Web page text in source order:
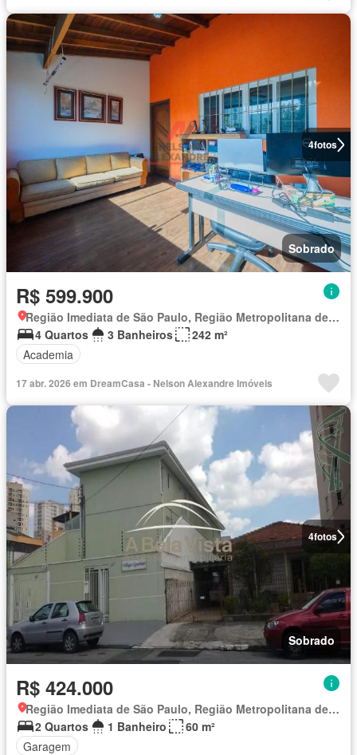
4fotos
Sobrado
R$ 599.900
Região Imediata de São Paulo, Região Metropolitana de São Paulo
4 Quartos
3 Banheiros
242 m²
Academia
17 abr. 2026 em DreamCasa - Nelson Alexandre Imóveis
4fotos
Sobrado
R$ 424.000
Região Imediata de São Paulo, Região Metropolitana de São Paulo
2 Quartos
1 Banheiro
60 m²
Garagem